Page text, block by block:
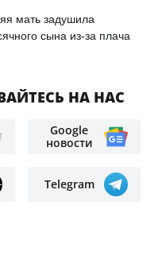
мать задушила
сына из-за плача
НА НАС
Google
новости
Telegram